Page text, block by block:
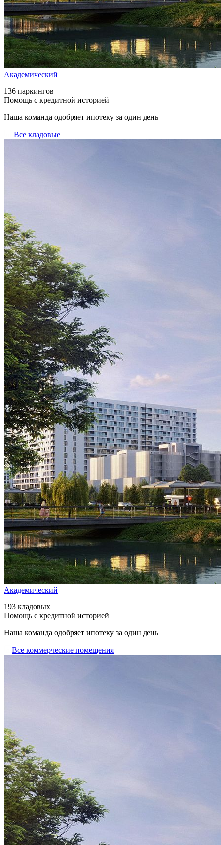
Академический
136 паркингов
Помощь с кредитной историей
Наша команда одобряет ипотеку за один день
Все кладовые
Академический
193 кладовых
Помощь с кредитной историей
Наша команда одобряет ипотеку за один день
Все коммерческие помещения